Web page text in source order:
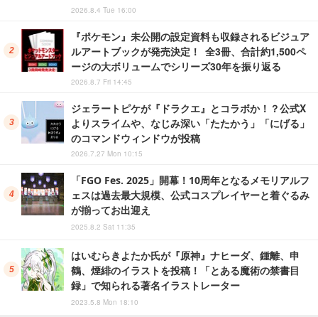
2026.8.4 Tue 16:00
『ポケモン』未公開の設定資料も収録されるビジュア
ルアートブックが発売決定！ 全3冊、合計約1,500ペ
ージの大ボリュームでシリーズ30年を振り返る
2026.8.7 Fri 14:45
ジェラートピケが『ドラクエ』とコラボか！？公式X
よりスライムや、なじみ深い「たたかう」「にげる」
のコマンドウィンドウが投稿
2026.7.27 Mon 10:15
「FGO Fes. 2025」開幕！10周年となるメモリアルフ
ェスは過去最大規模、公式コスプレイヤーと着ぐるみ
が揃ってお出迎え
2025.8.2 Sat 11:35
はいむらきよたか氏が『原神』ナヒーダ、鍾離、申
鶴、煙緋のイラストを投稿！「とある魔術の禁書目
録」で知られる著名イラストレーター
2023.5.8 Mon 18:10